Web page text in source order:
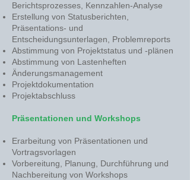
Berichtsprozesses, Kennzahlen-Analyse
Erstellung von Statusberichten,
Präsentations- und
Entscheidungsunterlagen, Problemreports
Abstimmung von Projektstatus und -plänen
Abstimmung von Lastenheften
Änderungsmanagement
Projektdokumentation
Projektabschluss
Präsentationen und Workshops
Erarbeitung von Präsentationen und
Vortragsvorlagen
Vorbereitung, Planung, Durchführung und
Nachbereitung von Workshops